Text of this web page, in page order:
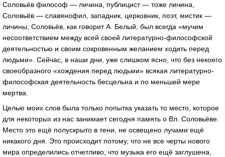
Соловьёв философ — личина, публицист — тоже личина,
Соловьёв — славянофил, западник, церковник, поэт, мистик —
личины; Соловьёв, как говорит А. Белый, был всегда «мучим
несоответствием между всей своей литературно-философской
деятельностью и своим сокровенным желанием ходить перед
людьми». Сейчас, в наши дни, уже слишком ясно, что без некоего
своеобразного «хождения перед людьми» всякая литературно-
философская деятельность бесцельна и по меньшей мере
мертва.
Целью моих слов была только попытка указать то место, которое
для некоторых из нас занимает сегодня память о Вл. Соловьёве.
Место это ещё полускрыто в тени, не освещено лучами ещё
никакого дня. Это происходит потому, что не все черты нового
мира определились отчетливо, что музыка его ещё заглушена,